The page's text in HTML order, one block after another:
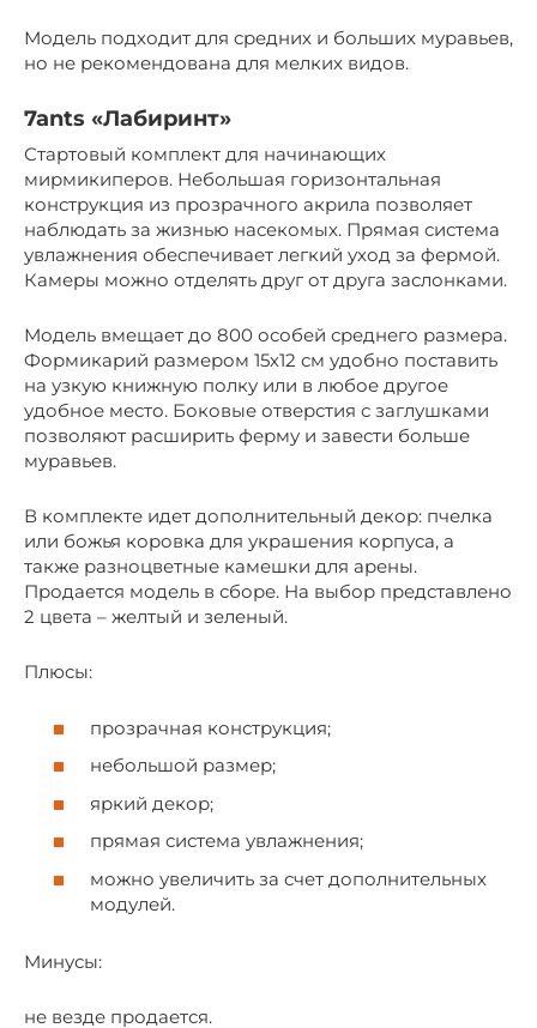
Модель подходит для средних и больших муравьев,
но не рекомендована для мелких видов.
7ants «Лабиринт»
Стартовый комплект для начинающих
мирмикиперов. Небольшая горизонтальная
конструкция из прозрачного акрила позволяет
наблюдать за жизнью насекомых. Прямая система
увлажнения обеспечивает легкий уход за фермой.
Камеры можно отделять друг от друга заслонками.
Модель вмещает до 800 особей среднего размера.
Формикарий размером 15х12 см удобно поставить
на узкую книжную полку или в любое другое
удобное место. Боковые отверстия с заглушками
позволяют расширить ферму и завести больше
муравьев.
В комплекте идет дополнительный декор: пчелка
или божья коровка для украшения корпуса, а
также разноцветные камешки для арены.
Продается модель в сборе. На выбор представлено
2 цвета – желтый и зеленый.
Плюсы:
прозрачная конструкция;
небольшой размер;
яркий декор;
прямая система увлажнения;
можно увеличить за счет дополнительных
модулей.
Минусы:
не везде продается.